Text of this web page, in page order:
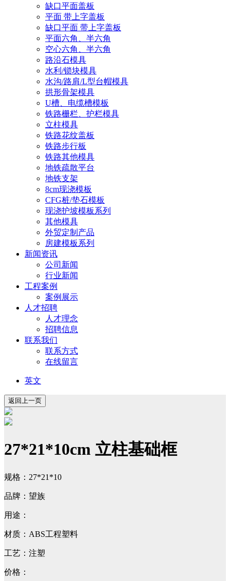
缺口平面盖板
平面 带上字盖板
缺口平面 带上字盖板
平面六角、半六角
空心六角、半六角
路沿石模具
水利/锁块模具
水沟/路肩/L型台帽模具
拱形骨架模具
U槽、电缆槽模板
铁路栅栏、护栏模具
立柱模具
铁路花纹盖板
铁路步行板
铁路其他模具
地铁疏散平台
地铁支架
8cm现浇模板
CFG桩/垫石模板
现浇护坡模板系列
其他模具
外贸定制产品
房建模板系列
新闻资讯
公司新闻
行业新闻
工程案例
案例展示
人才招聘
人才理念
招聘信息
联系我们
联系方式
在线留言
英文
27*21*10cm 立柱基础框
规格：27*21*10
品牌：望族
用途：
材质：ABS工程塑料
工艺：注塑
价格：